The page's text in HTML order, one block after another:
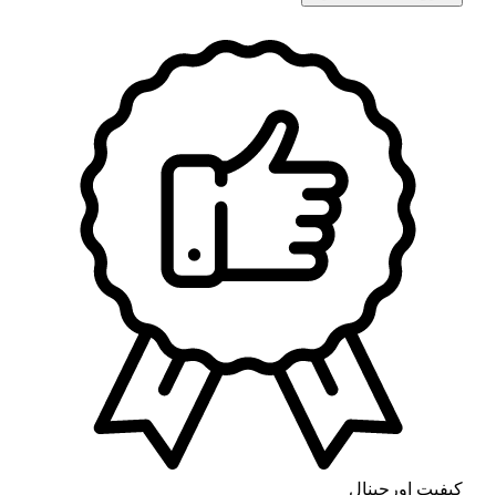
کیفیت اورجینال